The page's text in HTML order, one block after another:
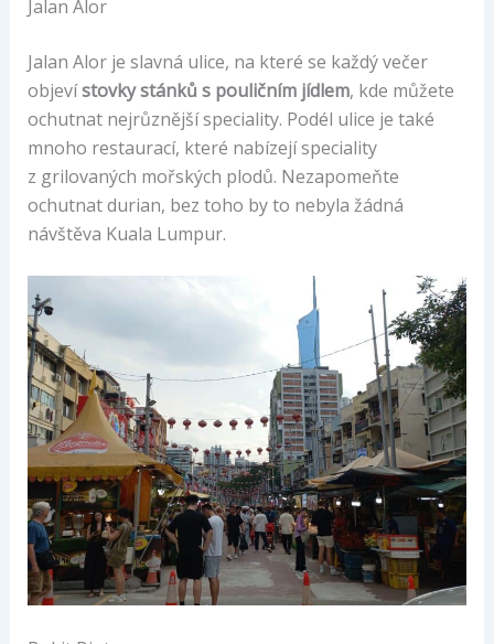
Jalan Alor
Jalan Alor je slavná ulice, na které se každý večer
objevístovky stánků s pouličním jídlem, kde můžete
ochutnat nejrůznější speciality. Podél ulice je také
mnoho restaurací, které nabízejí speciality
z grilovaných mořských plodů. Nezapomeňte
ochutnat durian, bez toho by to nebyla žádná
návštěva Kuala Lumpur.